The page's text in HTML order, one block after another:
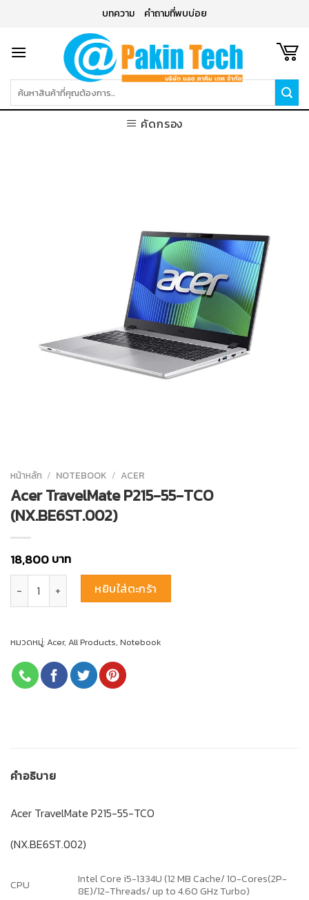
บทความ คำถามที่พบบ่อย
คัดกรอง
หน้าหลัก / NOTEBOOK / ACER
Acer TravelMate P215-55-TCO
(NX.BE6ST.002)
18,800บาท
จำนวน Acer TravelMate P215-55-TCO (NX.BE6ST.002) ชิ้น
หยิบใส่ตะกร้า
หมวดหมู่:Acer, All Products, Notebook
คำอธิบาย
Acer TravelMate P215-55-TCO
(NX.BE6ST.002)
CPU
Intel Core i5-1334U (12 MB Cache/ 10-Cores(2P-
8E)/12-Threads/ up to 4.60 GHz Turbo)